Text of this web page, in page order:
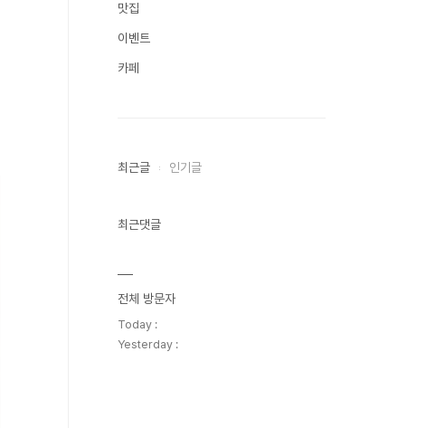
맛집
이벤트
카페
최근글 인기글
최근댓글
전체 방문자
Today :
Yesterday :